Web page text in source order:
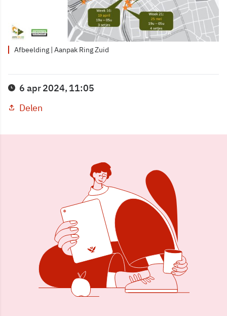
Afbeelding | Aanpak Ring Zuid
6 apr 2024, 11:05
Delen